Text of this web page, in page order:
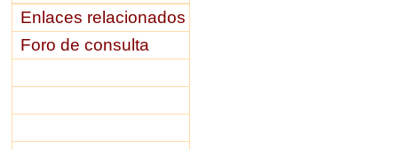
Enlaces relacionados
Foro de consulta